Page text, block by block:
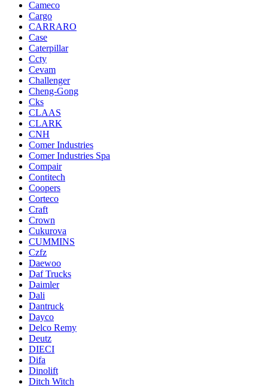
Cameco
Cargo
CARRARO
Case
Caterpillar
Ccty
Cevam
Challenger
Cheng-Gong
Cks
CLAAS
CLARK
CNH
Comer Industries
Comer Industries Spa
Compair
Contitech
Coopers
Corteco
Craft
Crown
Cukurova
CUMMINS
Czfz
Daewoo
Daf Trucks
Daimler
Dali
Dantruck
Dayco
Delco Remy
Deutz
DIECI
Difa
Dinolift
Ditch Witch